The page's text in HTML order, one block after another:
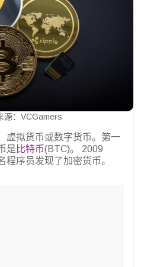
源：VCGamers
虚拟货币或数字货币。第一
是 比特币(BTC)。 2009
序员发现了加密货币。